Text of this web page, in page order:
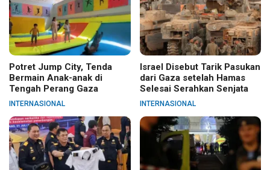
Potret Jump City, Tenda
Bermain Anak-anak di
Tengah Perang Gaza
INTERNASIONAL
Israel Disebut Tarik Pasukan
dari Gaza setelah Hamas
Selesai Serahkan Senjata
INTERNASIONAL